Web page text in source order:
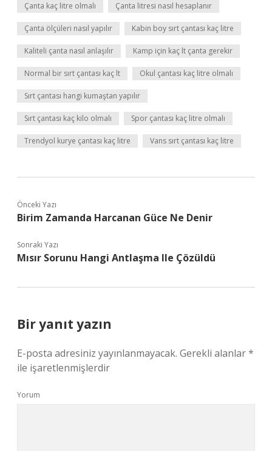
Çanta kaç litre olmalı Çanta litresi nasıl hesaplanır
Çanta ölçüleri nasıl yapılır Kabin boy sırt çantası kaç litre
Kaliteli çanta nasıl anlaşılır Kamp için kaç lt çanta gerekir
Normal bir sırt çantası kaç lt Okul çantası kaç litre olmalı
Sırt çantası hangi kumaştan yapılır
Sırt çantası kaç kilo olmalı Spor çantası kaç litre olmalı
Trendyol kurye çantası kaç litre Vans sırt çantası kaç litre
Önceki Yazı
Birim Zamanda Harcanan Güce Ne Denir
Sonraki Yazı
Mısır Sorunu Hangi Antlaşma Ile Çözüldü
Bir yanıt yazın
E-posta adresiniz yayınlanmayacak. Gerekli alanlar*
ile işaretlenmişlerdir
Yorum